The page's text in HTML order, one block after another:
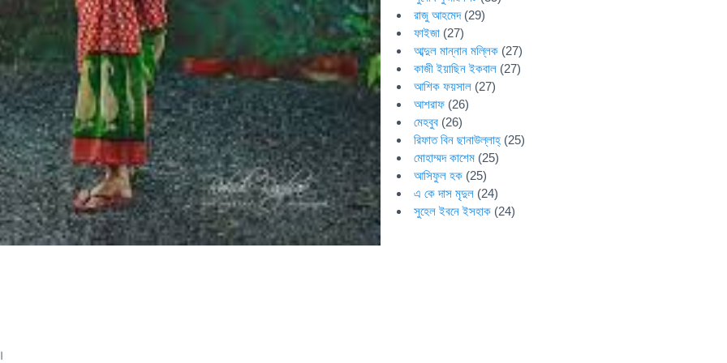
রাজু আহমেদ(29)
ফাইজা (27)
আব্দুল মান্নান মল্লিক (27)
কাজী ইয়াছিন ইকবাল (27)
আশিক ফয়সাল (27)
আশরাফ (26)
মেহবুব (26)
রিফাত বিন ছানাউল্লাহ্ (25)
মোহাম্মদ কাশেম (25)
আসিফুল হক (25)
এ কে দাস মৃদুল (24)
সুহেল ইবনে ইসহাক (24)